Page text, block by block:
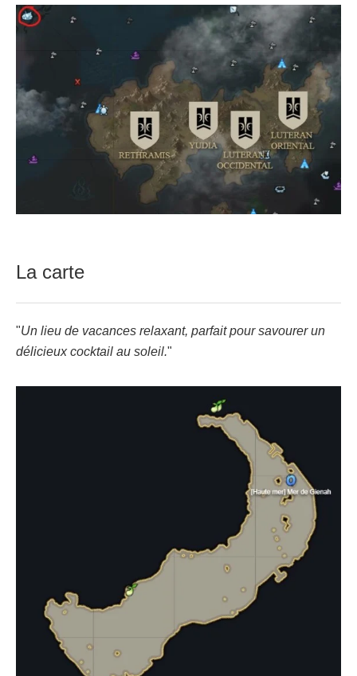
La carte
"Un lieu de vacances relaxant, parfait pour savourer un
délicieux cocktail au soleil."